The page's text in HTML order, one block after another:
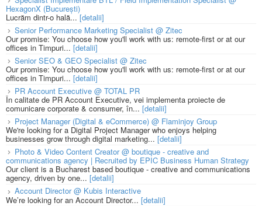
HexagonX (București)
Lucrăm dintr-o hală...[detalii]
Senior Performance Marketing Specialist @ Zitec
Our promise: You choose how you'll work with us: remote-first or at our
offices in Timpuri... [detalii]
Senior SEO & GEO Specialist @ Zitec
Our promise: You choose how you'll work with us: remote-first or at our
offices in Timpuri... [detalii]
PR Account Executive @ TOTAL PR
În calitate de PR Account Executive, vei implementa proiecte de
comunicare corporate & consumer, în... [detalii]
Project Manager (Digital & eCommerce) @ Flaminjoy Group
We're looking for a Digital Project Manager who enjoys helping
businesses grow through digital marketing... [detalii]
Photo & Video Content Creator @ boutique - creative and
communications agency | Recruited by EPIC Business Human Strategy
Our client is a Bucharest based boutique - creative and communications
agency, driven by one... [detalii]
Account Director @ Kubis Interactive
We’re looking for an Account Director... [detalii]